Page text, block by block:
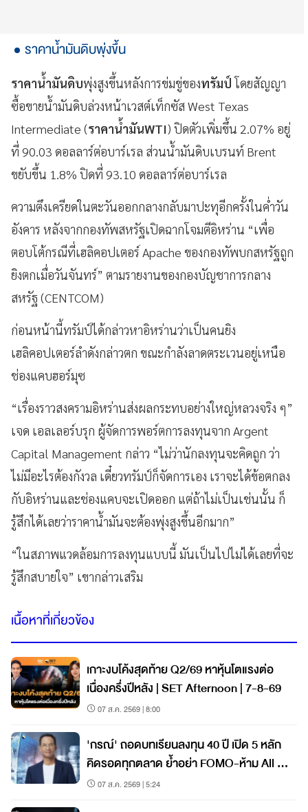
ราคาน้ำมันดิบพุ่งขึ้น
ราคาน้ำมันดิบพุ่งสูงขึ้นหลังการข่มขู่ของทรัมป์โดยสัญญา
ซื้อขายน้ำมันดิบล่วงหน้าเวสต์เท็กซัส West Texas
Intermediate (ราคาน้ำมันWTI) ปิดตัวเพิ่มขึ้น 2.07% อยู่
ที่ 90.03 ดอลลาร์ต่อบาร์เรล ส่วนน้ำมันดิบเบรนท์ Brent
ขยับขึ้น 1.8% ปิดที่ 93.10 ดอลลาร์ต่อบาร์เรล
ความตึงเครียดในตะวันออกกลางกลับมาปะทุอีกครั้งในค่ำวัน
อังคาร หลังจากกองทัพสหรัฐเปิดฉากโจมตีอิหร่าน “เพื่อ
ตอบโต้กรณีที่เฮลิคอปเตอร์ Apache ของกองทัพบกสหรัฐถูก
ยิงตกเมื่อวันจันทร์” ตามรายงานของกองบัญชาการกลาง
สหรัฐ (CENTCOM)
ก่อนหน้านี้ทรัมป์ได้กล่าวหาอิหร่านว่าเป็นคนยิง
เฮลิคอปเตอร์ลำดังกล่าวตก ขณะกำลังลาดตระเวนอยู่เหนือ
ช่องแคบฮอร์มุซ
“เรื่องราวสงครามอิหร่านส่งผลกระทบอย่างใหญ่หลวงจริง ๆ”
เจด เอลเลอร์บรุก ผู้จัดการพอร์ตการลงทุนจาก Argent
Capital Management กล่าว “ไม่ว่านักลงทุนจะคิดถูก ว่า
ไม่มีอะไรต้องกังวล เดี๋ยวทรัมป์ก็จัดการเอง เราจะได้ข้อตกลง
กับอิหร่านและช่องแคบจะเปิดออก แต่ถ้าไม่เป็นเช่นนั้น ก็
รู้สึกได้เลยว่าราคาน้ำมันจะต้องพุ่งสูงขึ้นอีกมาก”
“ในสภาพแวดล้อมการลงทุนแบบนี้ มันเป็นไปไม่ได้เลยที่จะ
รู้สึกสบายใจ” เขากล่าวเสริม
เนื้อหาที่เกี่ยวข้อง
เกาะงบโค้งสุดท้าย Q2/69 หาหุ้นโตแรงต่อ
เนื่องครึ่งปีหลัง | SET Afternoon | 7-8-69
07 ส.ค. 2569 | 8:00
'กรณ์' ถอดบทเรียนลงทุน 40 ปี เปิด 5 หลัก
คิดรอดทุกตลาด ย้ำอย่า FOMO-ห้าม All In
วินัยคือกุญแจสร้างมั่งคั่ง
07 ส.ค. 2569 | 5:24